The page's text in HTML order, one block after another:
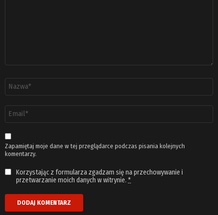
email
*
Zapamiętaj moje dane w tej przeglądarce podczas pisania kolejnych
komentarzy.
Korzystając z formularza zgadzam się na przechowywanie i
przetwarzanie moich danych w witrynie. *